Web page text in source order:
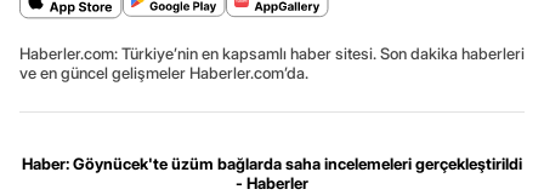
Haberler.com: Türkiye’nin en kapsamlı haber sitesi. Son dakika haberleri
ve en güncel gelişmeler Haberler.com’da.
Haber: Göynücek'te üzüm bağlarda saha incelemeleri gerçekleştirildi
- Haberler